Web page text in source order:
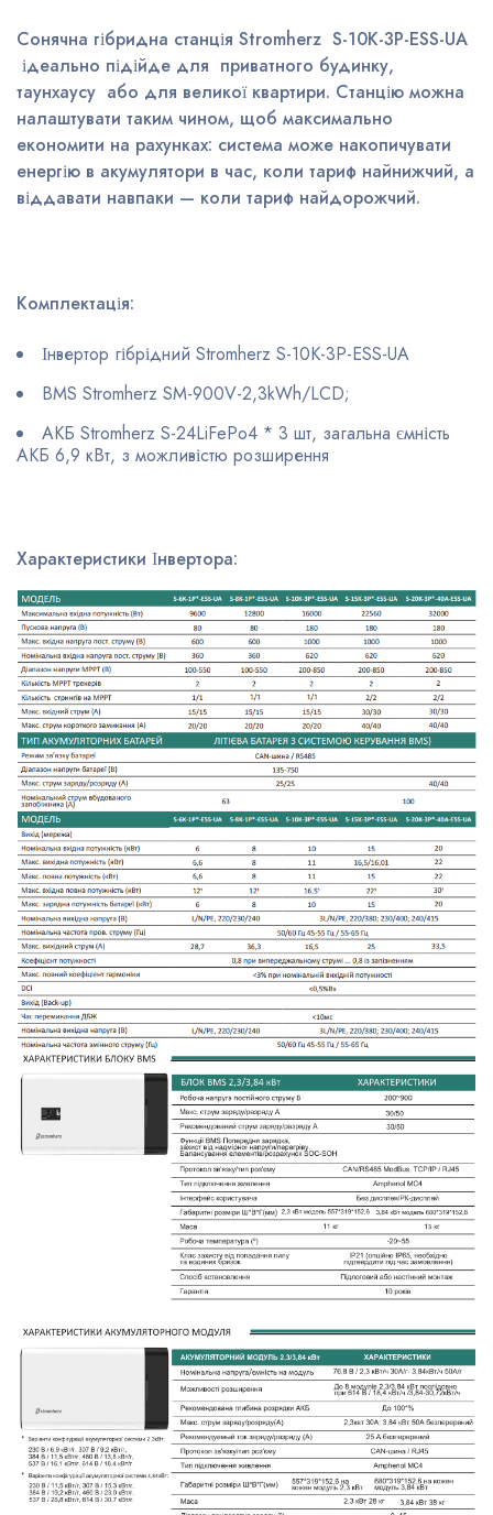
Сонячна гібридна станція Stromherz S-10K-3Р-ESS-UA
ідеально підійде для приватного будинку,
таунхаусу або для великої квартири. Станцію можна
налаштувати таким чином, щоб максимально
економити на рахунках: система може накопичувати
енергію в акумулятори в час, коли тариф найнижчий, а
віддавати навпаки — коли тариф найдорожчий.
Комплектація:
Інвертор гібрідний Stromherz S-10K-3Р-ESS-UA
BMS Stromherz SM-900V-2,3kWh/LCD;
АКБ Stromherz S-24LiFePo4 * 3 шт, загальна ємність
АКБ 6,9 кВт, з можливістю розширення
Характеристики Інвертора: